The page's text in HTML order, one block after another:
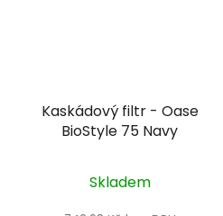
Kaskádový filtr - Oase
BioStyle 75 Navy
Skladem